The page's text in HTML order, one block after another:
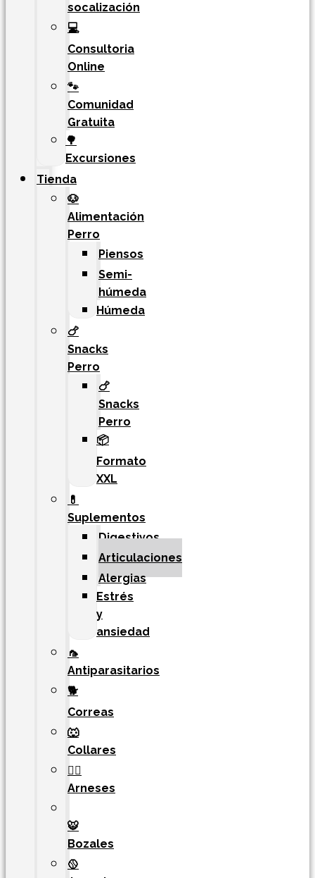
socalización
💻
Consultoria
Online
🐾
Comunidad
Gratuita
🌳
Excursiones
Tienda
🐶
Alimentación
Perro
Piensos
Semi-
húmeda
Húmeda
🍗
Snacks
Perro
🍗
Snacks
Perro
📦
Formato
XXL
💊
Suplementos
Digestivos
Articulaciones
Alergias
Estrés
y
ansiedad
🦟
Antiparasitarios
🐕
Correas
🐺
Collares
🐕‍🦺
Arneses
🐯​
Bozales
🥎